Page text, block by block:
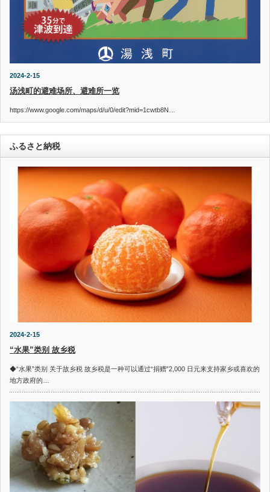
2024-2-15
汤浅町的避难场所、避难所一览
https://www.google.com/maps/d/u/0/edit?mid=1cwtb8N…
ふるさと納税
2024-2-15
“水果”类别 故乡税
◆“水果”类别 关于故乡税 故乡税是一种可以通过“捐赠”2,000 日元来支持家乡或喜欢的
地方政府的…